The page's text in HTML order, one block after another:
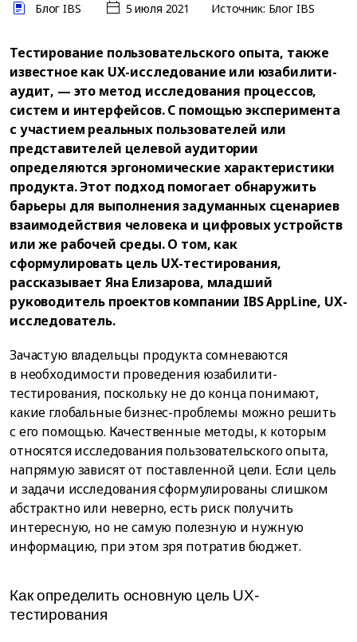
Блог IBS
5 июля 2021 Источник: Блог IBS
Тестирование пользовательского опыта, также
известное как UX-исследование или юзабилити-
аудит, — это метод исследования процессов,
систем и интерфейсов. С помощью эксперимента
с участием реальных пользователей или
представителей целевой аудитории
определяются эргономические характеристики
продукта. Этот подход помогает обнаружить
барьеры для выполнения задуманных сценариев
взаимодействия человека и цифровых устройств
или же рабочей среды. О том, как
сформулировать цель UX-тестирования,
рассказывает Яна Елизарова, младший
руководитель проектов компании IBS AppLine, UX-
исследователь.
Зачастую владельцы продукта сомневаются
в необходимости проведения юзабилити-
тестирования, поскольку не до конца понимают,
какие глобальные бизнес-проблемы можно решить
с его помощью. Качественные методы, к которым
относятся исследования пользовательского опыта,
напрямую зависят от поставленной цели. Если цель
и задачи исследования сформулированы слишком
абстрактно или неверно, есть риск получить
интересную, но не самую полезную и нужную
информацию, при этом зря потратив бюджет.
Как определить основную цель UX-
тестирования